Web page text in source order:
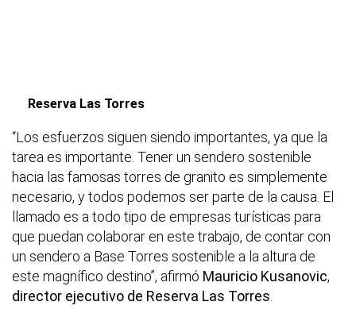
Reserva Las Torres
“Los esfuerzos siguen siendo importantes, ya que la
tarea es importante. Tener un sendero sostenible
hacia las famosas torres de granito es simplemente
necesario, y todos podemos ser parte de la causa. El
llamado es a todo tipo de empresas turísticas para
que puedan colaborar en este trabajo, de contar con
un sendero a Base Torres sostenible a la altura de
este magnífico destino”, afirmó Mauricio Kusanovic,
director ejecutivo de Reserva Las Torres